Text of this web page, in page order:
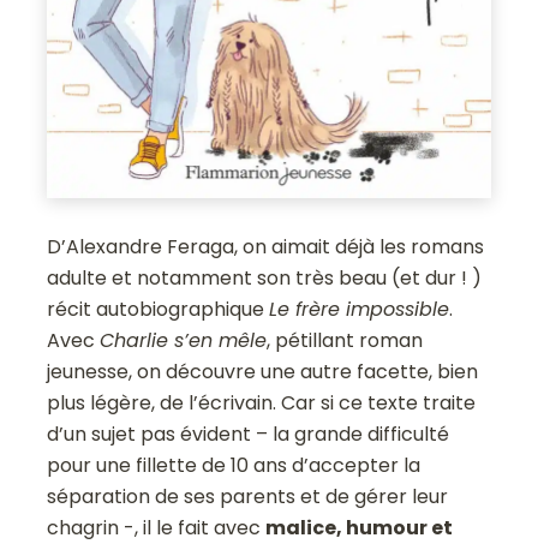
D’Alexandre Feraga, on aimait déjà les romans
adulte et notamment son très beau (et dur ! )
récit autobiographiqueLe frère impossible.
AvecCharlie s’en mêle, pétillant roman
jeunesse, on découvre une autre facette, bien
plus légère, de l’écrivain. Car si ce texte traite
d’un sujet pas évident – la grande difficulté
pour une fillette de 10 ans d’accepter la
séparation de ses parents et de gérer leur
chagrin -, il le fait avec malice, humour et